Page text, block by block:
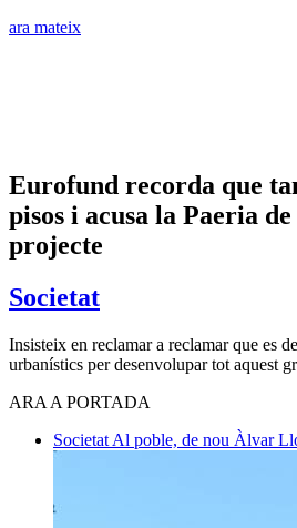
ara mateix
Eurofund recorda que
pisos i acusa la Paeria
projecte
Societat
Insisteix en reclamar a reclamar que es
urbanístics per desenvolupar tot aquest
ARA A PORTADA
Societat Al poble, de nou Àlvar